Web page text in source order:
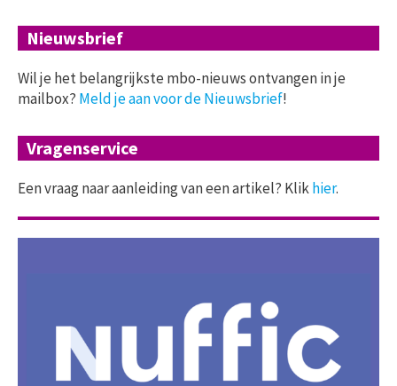
Nieuwsbrief
Wil je het belangrijkste mbo-nieuws ontvangen in je
mailbox? Meld je aan voor de Nieuwsbrief!
Vragenservice
Een vraag naar aanleiding van een artikel? Klikhier.